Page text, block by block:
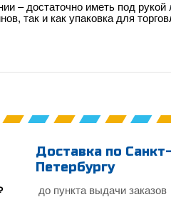
– достаточно иметь под рукой
так и как упаковка для
Доставка по Санкт-
Петербургу
до пункта выдачи заказов